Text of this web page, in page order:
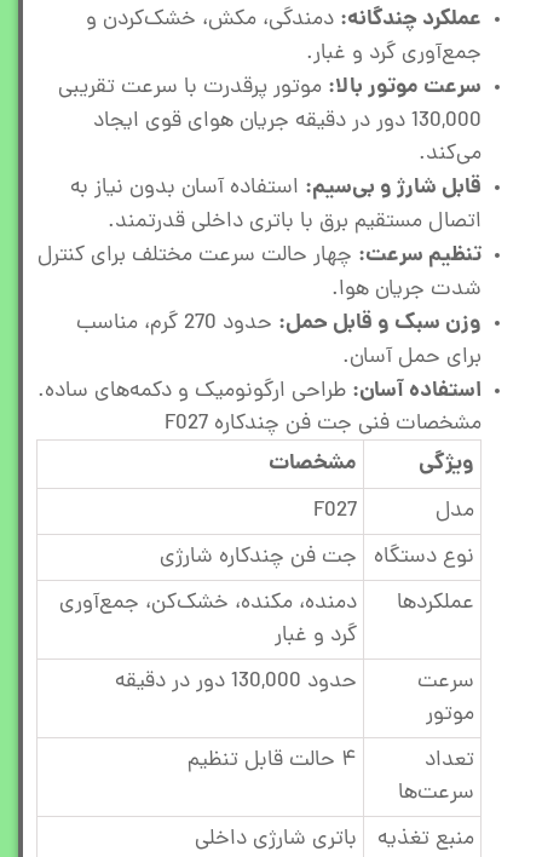
عملکرد چندگانه: دمندگی، مکش، خشک‌کردن و
جمع‌آوری گرد و غبار.
سرعت موتور بالا: موتور پرقدرت با سرعت تقریبی
130,000 دور در دقیقه جریان هوای قوی ایجاد
می‌کند.
قابل شارژ و بی‌سیم: استفاده آسان بدون نیاز به
اتصال مستقیم برق با باتری داخلی قدرتمند.
تنظیم سرعت: چهار حالت سرعت مختلف برای کنترل
شدت جریان هوا.
وزن سبک و قابل حمل:
حدود 270 گرم، مناسب
برای حمل آسان.
استفاده آسان: طراحی ارگونومیک و دکمه‌های ساده.
مشخصات فنی جت فن چندکاره F027
ویژگی مشخصات
مدل
F027
نوع دستگاه جت فن چندکاره شارژی
عملکردها
دمنده، مکنده، خشک‌کن، جمع‌آوری
گرد و غبار
سرعت
موتور
حدود 130,000 دور در دقیقه
تعداد
سرعت‌ها
۴ حالت قابل تنظیم
منبع تغذیه
باتری شارژی داخلی